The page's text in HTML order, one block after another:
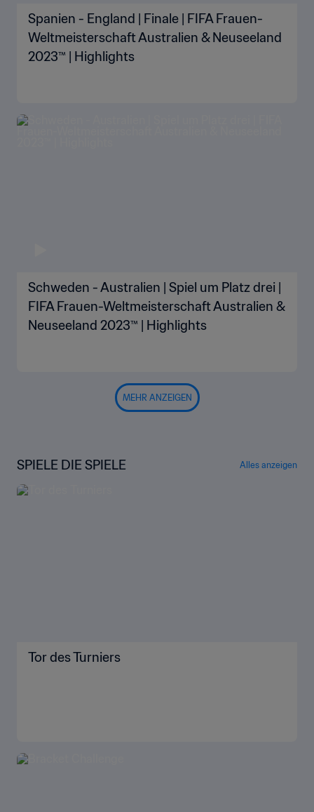
Spanien - England | Finale | FIFA Frauen-
Weltmeisterschaft Australien & Neuseeland
2023™ | Highlights
Schweden - Australien | Spiel um Platz drei |
FIFA Frauen-Weltmeisterschaft Australien &
Neuseeland 2023™ | Highlights
MEHR ANZEIGEN
SPIELE DIE SPIELE Alles anzeigen
Tor des Turniers